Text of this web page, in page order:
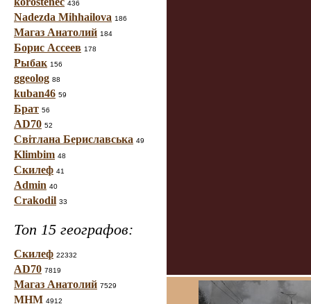
436
Nadezda Mihhailova 186
Магаз Анатолий 184
Борис Ассеев 178
Рыбак 156
ggeolog 88
kuban46 59
Брат 56
AD70 52
Світлана Бериславська 49
Klimbim 48
Скилеф 41
Admin 40
Crakodil 33
Топ 15 географов:
Скилеф 22332
AD70 7819
Магаз Анатолий 7529
МНМ 4912